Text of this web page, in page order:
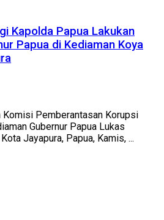
Kapolda Papua Lakukan
Papua di Kediaman Koya
Komisi Pemberantasan Korupsi
Gubernur Papua Lukas
Jayapura, Papua, Kamis, ...